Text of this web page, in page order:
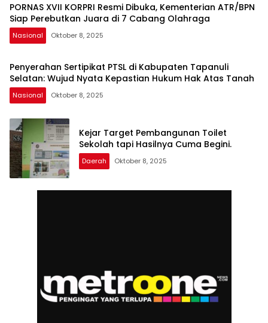
PORNAS XVII KORPRI Resmi Dibuka, Kementerian ATR/BPN
Siap Perebutkan Juara di 7 Cabang Olahraga
Nasional Oktober 8, 2025
Penyerahan Sertipikat PTSL di Kabupaten Tapanuli
Selatan: Wujud Nyata Kepastian Hukum Hak Atas Tanah
Nasional Oktober 8, 2025
Kejar Target Pembangunan Toilet
Sekolah tapi Hasilnya Cuma Begini.
Daerah Oktober 8, 2025